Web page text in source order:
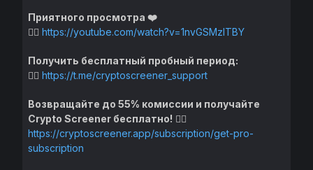
Приятного просмотра ❤️
👉🏻 https://youtube.com/watch?v=1nvGSMzITBY
Получить бесплатный пробный период:
👉🏻 https://t.me/cryptoscreener_support
Возвращайте до 55% комиссии и получайте
Crypto Screener бесплатно! 👉🏻
https://cryptoscreener.app/subscription/get-pro-
subscription